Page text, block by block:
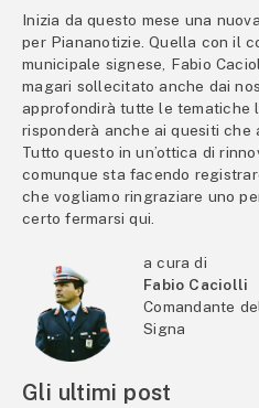
Inizia da questo mese una
per Piananotizie. Quella con il
municipale signese, Fabio
magari sollecitato anche dai
approfondirà tutte le tematiche
risponderà anche ai quesiti che
Tutto questo in un’ottica di
comunque sta facendo
che vogliamo ringraziare uno
certo fermarsi qui.
a cura di
Fabio Caciolli
Comandante
Signa
Gli ultimi post